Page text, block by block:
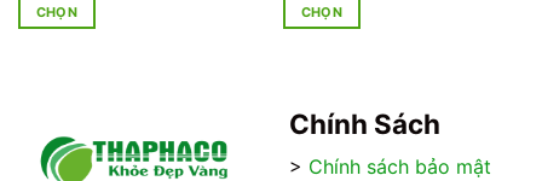
CHỌN
nhiều
biến
CHỌN
có
nhiều
biến
Chính Sách
> Chính sách bảo mật